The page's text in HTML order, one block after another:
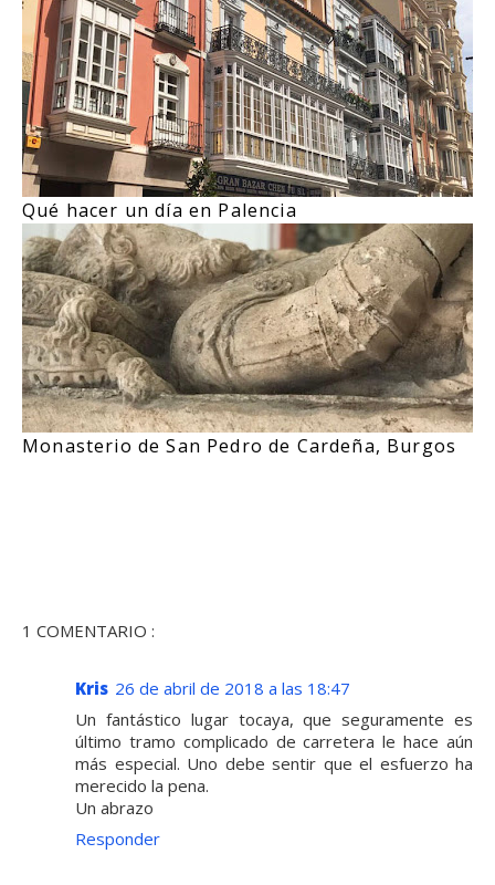
Qué hacer un día en Palencia
Monasterio de San Pedro de Cardeña, Burgos
1 COMENTARIO :
Kris 26 de abril de 2018 a las 18:47
Un fantástico lugar tocaya, que seguramente es
último tramo complicado de carretera le hace aún
más especial. Uno debe sentir que el esfuerzo ha
merecido la pena.
Un abrazo
Responder